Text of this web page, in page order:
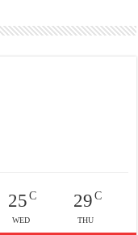
25C
WED
29C
THU